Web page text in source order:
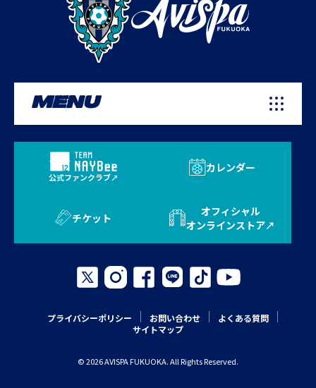
MENU
公式ファンクラブ
カレンダー
チケット
オフィシャル
オンラインストア
プライバシーポリシー お問い合わせ
よくある質問
サイトマップ
© 2026 AVISPA FUKUOKA. All Rights Reserved.